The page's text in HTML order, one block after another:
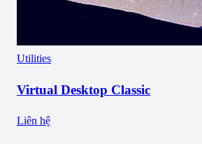
Utilities
Virtual Desktop Classic
Liên hệ